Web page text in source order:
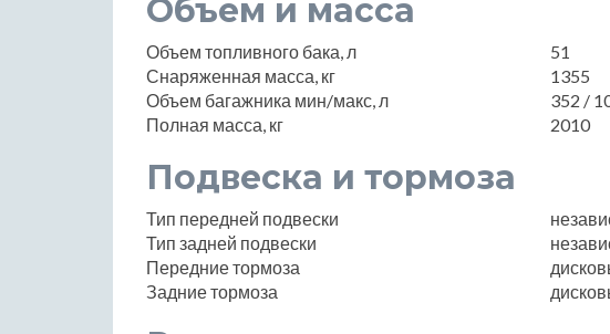
Объем и масса
Объем топливного бака, л
51
Снаряженная масса, кг
1355
Объем багажника мин/макс, л
352 /
Полная масса, кг
2010
Подвеска и тормоза
Тип передней подвески
Тип задней подвески
Передние тормоза
Задние тормоза